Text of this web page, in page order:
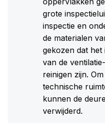
grote
inspectie en
de materialen
gekozen dat
van de
reinigen zijn.
technische
kunnen de
verwijderd.